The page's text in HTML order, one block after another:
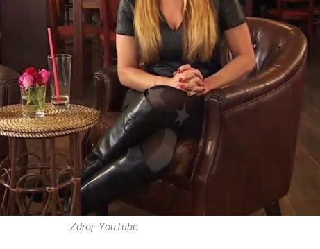
Zdroj: YouTube